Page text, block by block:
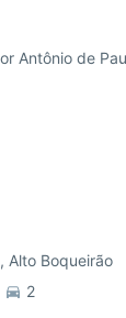
Antônio de
Alto Boqueirão
2